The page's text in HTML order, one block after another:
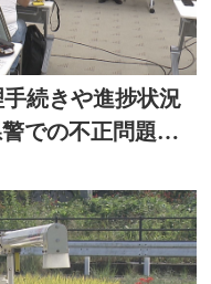
続きや進捗状況
での不正問題を